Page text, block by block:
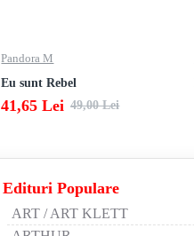
Pandora M
Eu sunt Rebel
41,65 Lei 49,00 Lei
Edituri Populare
ART / ART KLETT